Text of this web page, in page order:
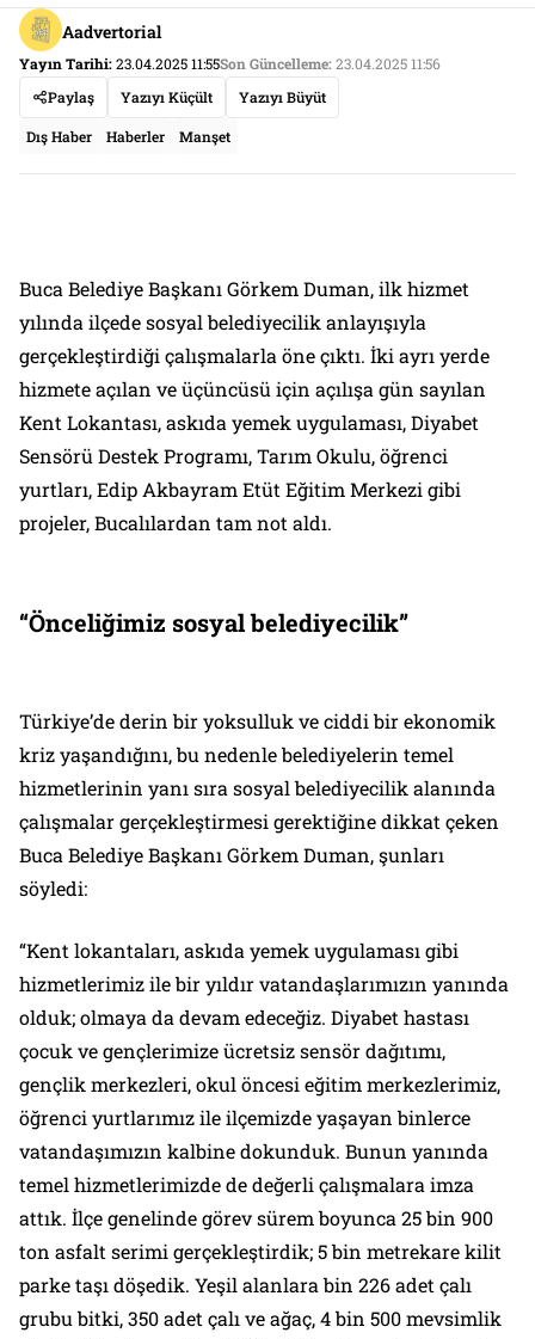
Aadvertorial
Yayın Tarihi:23.04.2025 11:55Son Güncelleme:23.04.2025 11:56
Paylaş
Yazıyı Küçült Yazıyı Büyüt
Dış Haber Haberler Manşet
Buca Belediye Başkanı Görkem Duman, ilk hizmet
yılında ilçede sosyal belediyecilik anlayışıyla
gerçekleştirdiği çalışmalarla öne çıktı. İki ayrı yerde
hizmete açılan ve üçüncüsü için açılışa gün sayılan
Kent Lokantası, askıda yemek uygulaması, Diyabet
Sensörü Destek Programı, Tarım Okulu, öğrenci
yurtları, Edip Akbayram Etüt Eğitim Merkezi gibi
projeler, Bucalılardan tam not aldı.
“Önceliğimiz sosyal belediyecilik”
Türkiye’de derin bir yoksulluk ve ciddi bir ekonomik
kriz yaşandığını, bu nedenle belediyelerin temel
hizmetlerinin yanı sıra sosyal belediyecilik alanında
çalışmalar gerçekleştirmesi gerektiğine dikkat çeken
Buca Belediye Başkanı Görkem Duman, şunları
söyledi:
“Kent lokantaları, askıda yemek uygulaması gibi
hizmetlerimiz ile bir yıldır vatandaşlarımızın yanında
olduk; olmaya da devam edeceğiz. Diyabet hastası
çocuk ve gençlerimize ücretsiz sensör dağıtımı,
gençlik merkezleri, okul öncesi eğitim merkezlerimiz,
öğrenci yurtlarımız ile ilçemizde yaşayan binlerce
vatandaşımızın kalbine dokunduk. Bunun yanında
temel hizmetlerimizde de değerli çalışmalara imza
attık. İlçe genelinde görev sürem boyunca 25 bin 900
ton asfalt serimi gerçekleştirdik; 5 bin metrekare kilit
parke taşı döşedik. Yeşil alanlara bin 226 adet çalı
grubu bitki, 350 adet çalı ve ağaç, 4 bin 500 mevsimlik